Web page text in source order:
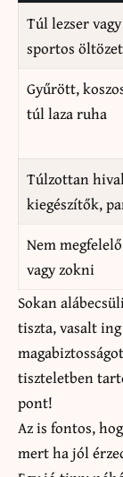
Túl lezser vagy
sportos öltözet
Gyűrött,
túl laza ruha
Túlzottan
kiegészítők,
Nem
vagy zokni
Sokan
tiszta, vasalt
tiszteletben
pont!
Az is fontos,
mert ha jól